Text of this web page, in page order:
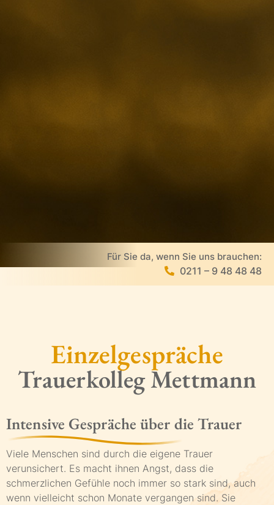
Für Sie da, wenn Sie uns brauchen:
0211 – 9 48 48 48
Einzelgespräche
Trauerkolleg Mettmann
Intensive Gespräche über die Trauer
Viele Menschen sind durch die eigene Trauer
verunsichert. Es macht ihnen Angst, dass die
schmerzlichen Gefühle noch immer so stark sind, auch
wenn vielleicht schon Monate vergangen sind. Sie